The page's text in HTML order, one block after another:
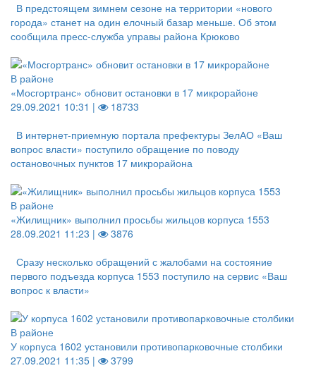
В предстоящем зимнем сезоне на территории «нового
города» станет на один елочный базар меньше. Об этом
сообщила пресс-служба управы района Крюково
В районе
«Мосгортранс» обновит остановки в 17 микрорайоне
29.09.2021 10:31 |
18733
В интернет-приемную портала префектуры ЗелАО «Ваш
вопрос власти» поступило обращение по поводу
остановочных пунктов 17 микрорайона
В районе
«Жилищник» выполнил просьбы жильцов корпуса 1553
28.09.2021 11:23 |
3876
Сразу несколько обращений с жалобами на состояние
первого подъезда корпуса 1553 поступило на сервис «Ваш
вопрос к власти»
В районе
У корпуса 1602 установили противопарковочные столбики
27.09.2021 11:35 |
3799